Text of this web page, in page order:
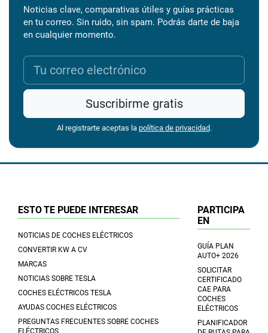
Noticias clave, comparativas útiles y guías prácticas
en tu correo. Sin ruido, sin spam. Podrás darte de baja
en cualquier momento.
Suscribirme gratis
Al registrarte aceptas la política de privacidad.
ESTO TE PUEDE INTERESAR
NOTICIAS DE COCHES ELÉCTRICOS
CONVERTIR KW A CV
MARCAS
NOTICIAS SOBRE TESLA
COCHES ELÉCTRICOS TESLA
AYUDAS COCHES ELÉCTRICOS
PREGUNTAS FRECUENTES SOBRE COCHES
ELÉCTRICOS
PARTICIPA
EN
GUÍA PLAN
AUTO+ 2026
SOLICITAR
CERTIFICADO
CAE PARA
COCHES
ELÉCTRICOS
PLANIFICADOR